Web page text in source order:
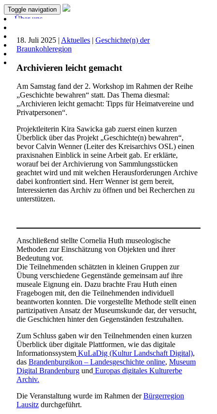
Toggle navigation
Über uns
Projekte
Unterstützen
Förderer & Partner
Kontakt
18. Juli 2025 | Aktuelles| Geschichte(n) der
Braunkohleregion
Archivieren leicht gemacht
Am Samstag fand der 2. Workshop im Rahmen der Reihe
„Geschichte bewahren“ statt. Das Thema diesmal:
„Archivieren leicht gemacht: Tipps für Heimatvereine und
Privatpersonen“.
Projektleiterin Kira Sawicka gab zuerst einen kurzen
Überblick über das Projekt „Geschichte(n) bewahren“,
bevor Calvin Wenner (Leiter des Kreisarchivs OSL) einen
praxisnahen Einblick in seine Arbeit gab. Er erklärte,
worauf bei der Archivierung von Sammlungsstücken
geachtet wird und mit welchen Herausforderungen Archive
dabei konfrontiert sind. Herr Wenner ist gern bereit,
Interessierten das Archiv zu öffnen und bei Recherchen zu
unterstützen.
Anschließend stellte Cornelia Huth museologische
Methoden zur Einschätzung von Objekten und ihrer
Bedeutung vor.
Die Teilnehmenden schätzten in kleinen Gruppen zur
Übung verschiedene Gegenstände gemeinsam auf ihre
museale Eignung ein. Dazu brachte Frau Huth einen
Fragebogen mit, den die Teilnehmenden individuell
beantworten konnten. Die vorgestellte Methode stellt einen
partizipativen Ansatz der Museumskunde dar, der versucht,
die Geschichten hinter den Gegenständen festzuhalten.
Zum Schluss gaben wir den Teilnehmenden einen kurzen
Überblick über digitale Plattformen, wie das digitale
InformationssystemKuLaDig (Kultur Landschaft Digital),
das Brandenburgikon – Landesgeschichte online, Museum
Digital BrandenburgundEuropas digitales Kulturerbe
Archiv.
Die Veranstaltung wurde im Rahmen derBürgerregion
Lausitzdurchgeführt.